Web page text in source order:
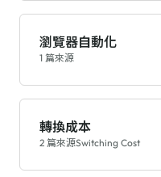
瀏覽器自動化
1 篇來源
轉換成本
2 篇來源Switching Cost